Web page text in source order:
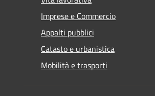
Imprese e Commercio
Appalti pubblici
Catasto e urbanistica
Mobilità e trasporti